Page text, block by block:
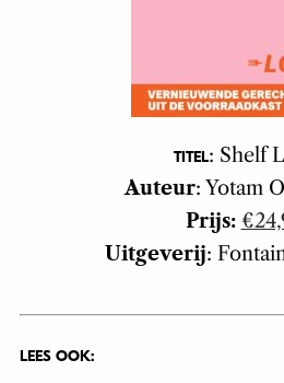
TITEL: Shelf
Auteur: Yotam
Prijs:
Uitgeverij:
LEES OOK: